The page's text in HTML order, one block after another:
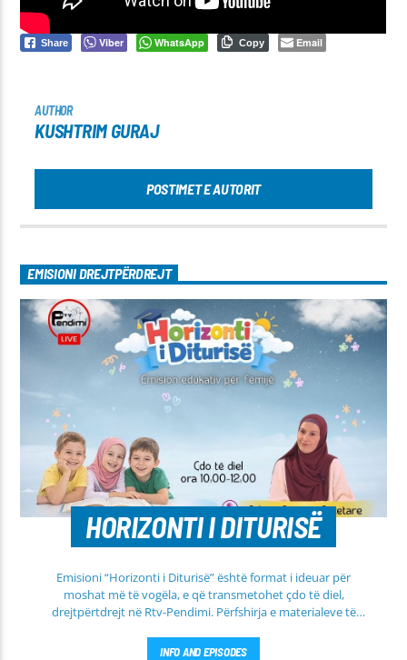
Share Viber WhatsApp Copy Email
AUTHOR
KUSHTRIM GURAJ
POSTIMET E AUTORIT
EMISIONI DREJTPËRDREJT
HORIZONTI I DITURISË
Emisioni “Horizonti i Diturisë” është format i ideuar për
moshat më të vogëla, e që transmetohet çdo të diel,
drejtpërtdrejt në Rtv-Pendimi. Përfshirja e materialeve të
rrugën e duhur të besimit Islam, janë pikësynimi kryesor i
INFO AND EPISODES